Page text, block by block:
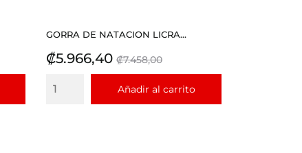
GORRA DE NATACION LICRA...
Precio
₡5.966,40 Precio
base
₡7.458,00
Añadir al carrito